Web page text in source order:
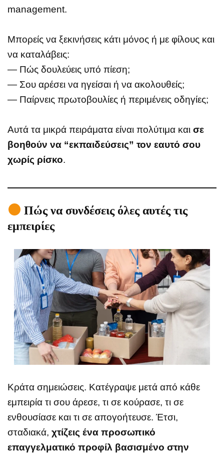
management.
Μπορείς να ξεκινήσεις κάτι μόνος ή με φίλους και
να καταλάβεις:
— Πώς δουλεύεις υπό πίεση;
— Σου αρέσει να ηγείσαι ή να ακολουθείς;
— Παίρνεις πρωτοβουλίες ή περιμένεις οδηγίες;
Αυτά τα μικρά πειράματα είναι πολύτιμα και σε
βοηθούν να “εκπαιδεύσεις” τον εαυτό σου
χωρίς ρίσκο.
Πώς να συνδέσεις όλες αυτές τις
εμπειρίες
Κράτα σημειώσεις. Κατέγραψε μετά από κάθε
εμπειρία τι σου άρεσε, τι σε κούρασε, τι σε
ενθουσίασε και τι σε απογοήτευσε. Έτσι,
σταδιακά, χτίζεις ένα προσωπικό
επαγγελματικό προφίλ βασισμένο στην